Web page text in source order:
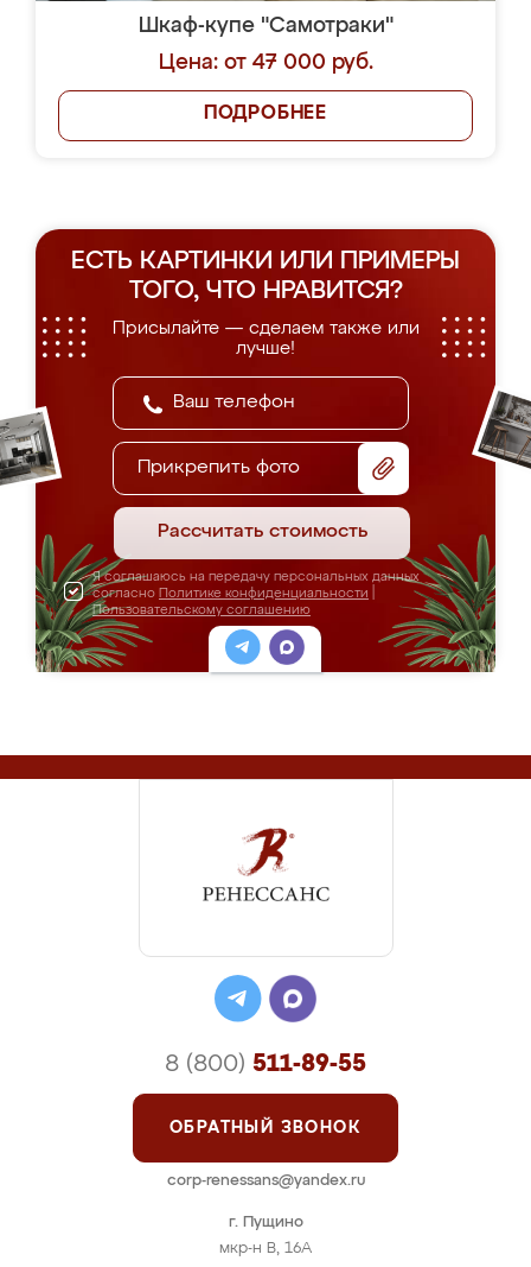
Шкаф-купе "Самотраки"
Цена: от 47 000 руб.
ПОДРОБНЕЕ
ЕСТЬ КАРТИНКИ ИЛИ ПРИМЕРЫ
ТОГО, ЧТО НРАВИТСЯ?
Присылайте — сделаем также или
лучше!
Прикрепить фото
Рассчитать стоимость
Я соглашаюсь на передачу персональных данных
согласно Политике конфиденциальности
Пользовательскому соглашению
г. Пущино
мкр-н В, 16А
8 (800) 511-89-55
ОБРАТНЫЙ ЗВОНОК
corp-renessans@yandex.ru